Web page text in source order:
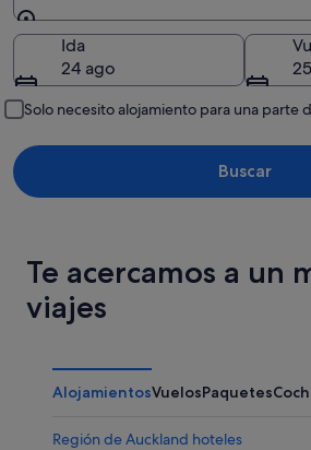
Waikato
West Coast
Destino
Ida
24 ago
Solo necesito alojamiento para una parte
Buscar
Te acercamos a un
viajes
AlojamientosVuelosPaquetes
Región de Auckland hoteles